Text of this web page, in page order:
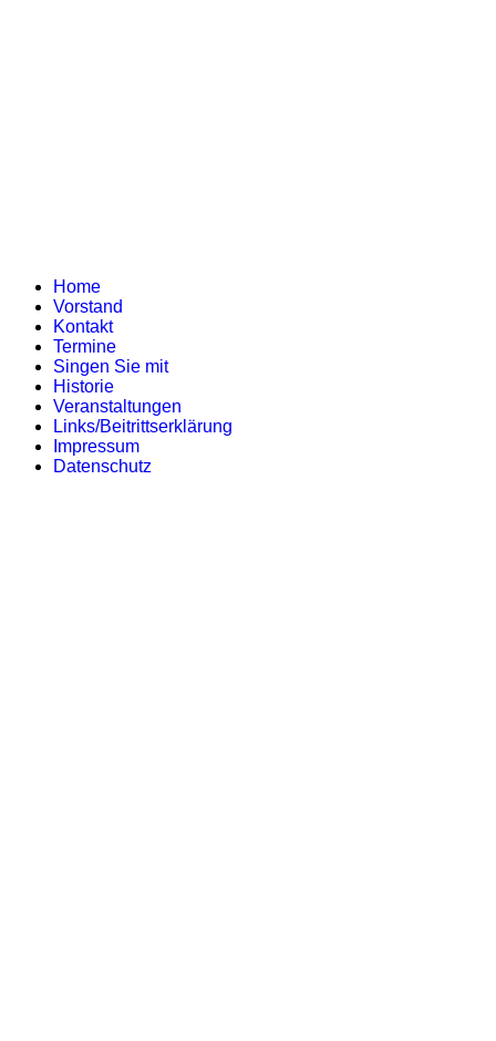
Home
Vorstand
Kontakt
Termine
Singen Sie mit
Historie
Veranstaltungen
Links/Beitrittserklärung
Impressum
Datenschutz